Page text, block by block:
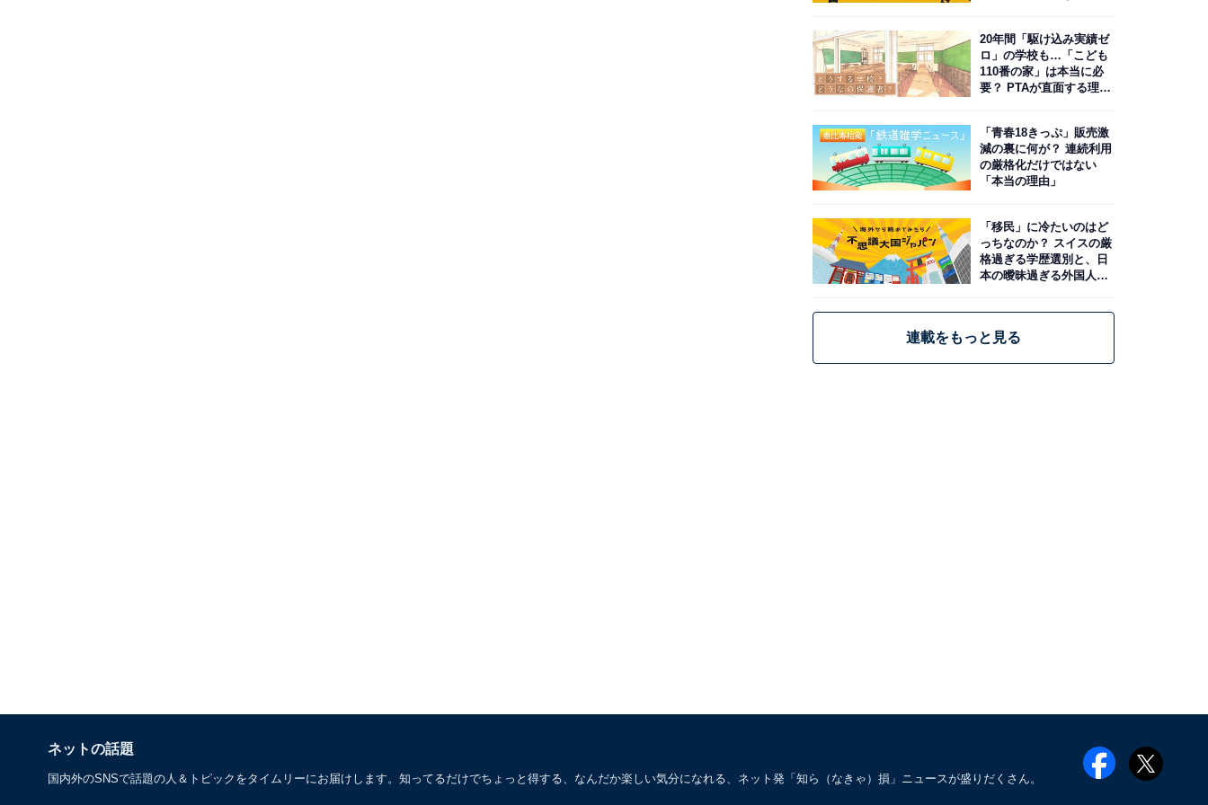
20年間「駆け込み実績ゼ
ロ」の学校も…「こども
110番の家」は本当に必
要？ PTAが直面する理想
「青春18きっぷ」販売激
減の裏に何が？ 連続利用
の厳格化だけではない
「本当の理由」
「移民」に冷たいのはど
っちなのか？ スイスの厳
格過ぎる学歴選別と、日
本の曖昧過ぎる外国人政
連載をもっと見る
ネットの話題
国内外のSNSで話題の人＆トピックをタイムリーにお届けします。知ってるだけでちょっと得する、なんだか楽しい気分になれる、ネット発「知ら（なきゃ）損」ニュースが盛りだくさん。